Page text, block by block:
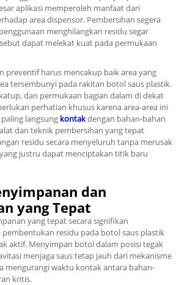
aplikasi memperoleh manfaat dari
area dispensor. Pembersihan segera
menghilangkan residu segar
dapat melekat kuat pada permukaan
preventif harus mencakup baik area yang
tersembunyi pada rakitan botol saus plastik.
dan permukaan bagian dalam di dekat
perhatian khusus karena area-area ini
langsung kontakdengan bahan-bahan
dan teknik pembersihan yang tepat
residu secara menyeluruh tanpa merusak
justru dapat menciptakan titik baru
dan
yang Tepat
yang tepat secara signifikan
residu pada botol saus plastik
aktif. Menyimpan botol dalam posisi tegak
menjaga saus tetap jauh dari mekanisme
mengurangi waktu kontak antara bahan-
kritis.